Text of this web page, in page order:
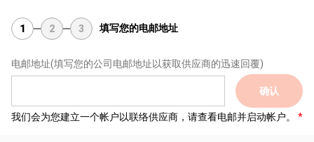
1 2 3 填写您的电邮地址
电邮地址(填写您的公司电邮地址以获取供应商的迅速回覆)
确认
我们会为您建立一个帐户以联络供应商，请查看电邮并启动帐户。